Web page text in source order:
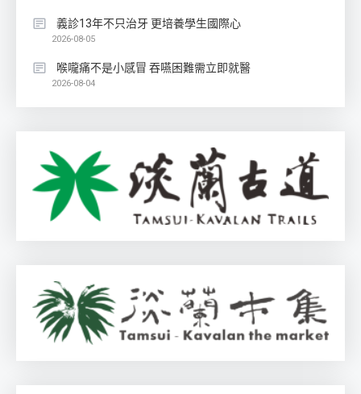
義診13年不只治牙 更培養學生國際心
2026-08-05
喉嚨痛不是小感冒 吞嚥困難需立即就醫
2026-08-04